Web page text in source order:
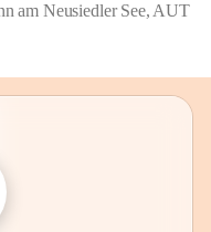
am Neusiedler See, AUT